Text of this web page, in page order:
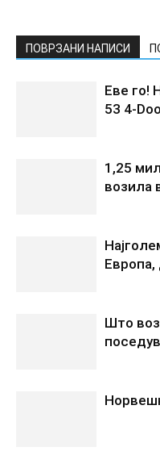
ПОВРЗАНИ НАПИСИ
Еве го!
53
1,25
возила
Европа,
Што